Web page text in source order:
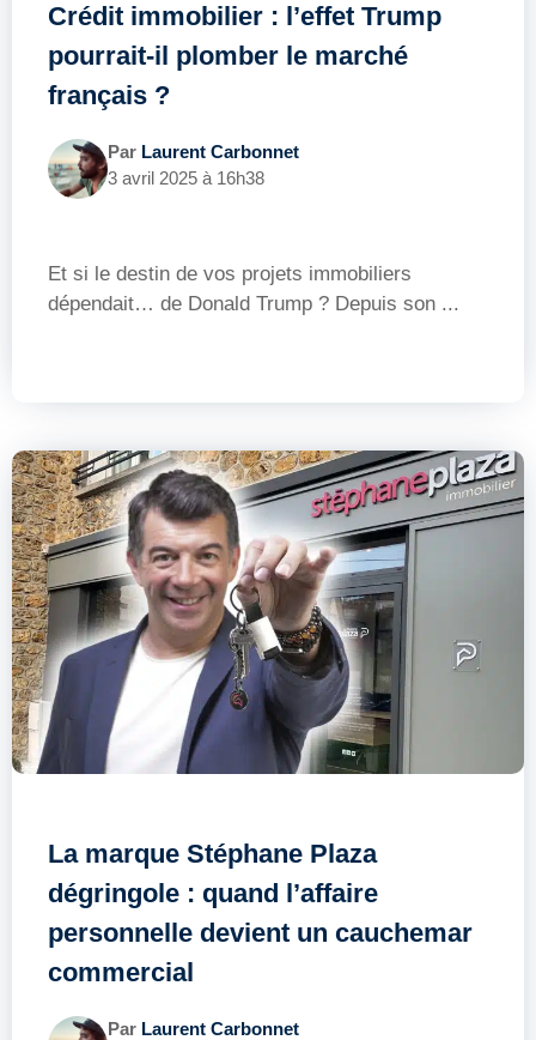
Crédit immobilier : l’effet Trump
pourrait-il plomber le marché
français ?
Par Laurent Carbonnet
3 avril 2025 à 16h38
Et si le destin de vos projets immobiliers
dépendait… de Donald Trump ? Depuis son ...
La marque Stéphane Plaza
dégringole : quand l’affaire
personnelle devient un cauchemar
commercial
Par Laurent Carbonnet